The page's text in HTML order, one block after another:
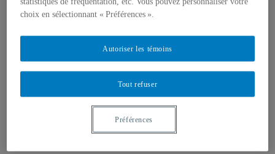
Événements à venir
Archives et bilans
choix en sélectionnant « Préférences ».
Tout refuser
Autoriser les témoins
Préférences